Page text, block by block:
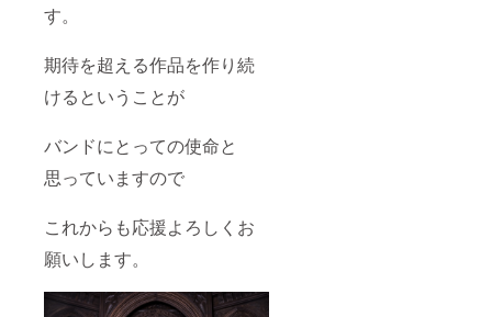
す。
期待を超える作品を作り続
けるということが
バンドにとっての使命と
思っていますので
これからも応援よろしくお
願いします。